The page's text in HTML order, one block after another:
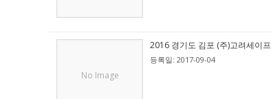
No Image
2016 경기도 김포 (주)고려세이
등록일: 2017-09-04